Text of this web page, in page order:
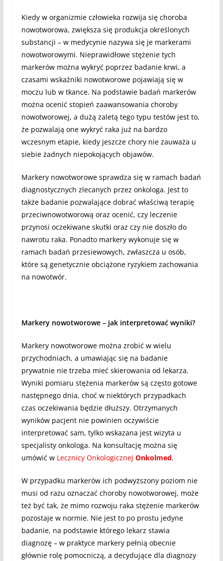
Kiedy w organizmie człowieka rozwija się choroba
nowotworowa, zwiększa się produkcja określonych
substancji – w medycynie nazywa się je markerami
nowotworowymi. Nieprawidłowe stężenie tych
markerów można wykryć poprzez badanie krwi, a
czasami wskaźniki nowotworowe pojawiają się w
moczu lub w tkance. Na podstawie badań markerów
można ocenić stopień zaawansowania choroby
nowotworowej, a dużą zaletą tego typu testów jest to,
że pozwalają one wykryć raka już na bardzo
wczesnym etapie, kiedy jeszcze chory nie zauważa u
siebie żadnych niepokojących objawów.
Markery nowotworowe sprawdza się w ramach badań
diagnostycznych zlecanych przez onkologa. Jest to
także badanie pozwalające dobrać właściwą terapię
przeciwnowotworową oraz ocenić, czy leczenie
przynosi oczekiwane skutki oraz czy nie doszło do
nawrotu raka. Ponadto markery wykonuje się w
ramach badań przesiewowych, zwłaszcza u osób,
które są genetycznie obciążone ryzykiem zachowania
na nowotwór.
Markery nowotworowe – jak interpretować wyniki?
Markery nowotworowe można zrobić w wielu
przychodniach, a umawiając się na badanie
prywatnie nie trzeba mieć skierowania od lekarza.
Wyniki pomiaru stężenia markerów są często gotowe
następnego dnia, choć w niektórych przypadkach
czas oczekiwania będzie dłuższy. Otrzymanych
wyników pacjent nie powinien oczywiście
interpretować sam, tylko wskazana jest wizyta u
specjalisty onkologa. Na konsultację można się
umówić w Lecznicy Onkologicznej Onkolmed.
W przypadku markerów ich podwyższony poziom nie
musi od razu oznaczać choroby nowotworowej, może
też być tak, że mimo rozwoju raka stężenie markerów
pozostaje w normie. Nie jest to po prostu jedyne
badanie, na podstawie którego lekarz stawia
diagnozę – w praktyce markery pełnią obecnie
głównie rolę pomocniczą, a decydujące dla diagnozy